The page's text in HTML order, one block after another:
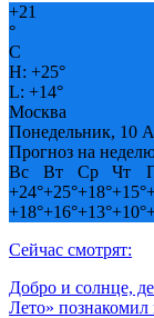
+21
°
C
H: +25°
L: +14°
Москва
Понедельник, 10
Прогноз на
Вс
Вт Ср Чт
+24°+25°+18°+15°
+18°+16°+13°+10°
Сейчас смотрят:
Добро и солнце,
Лето»